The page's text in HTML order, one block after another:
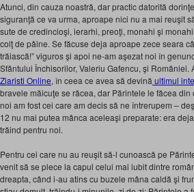
Atunci, din cauza noastră, dar practic datorită
siguranţă ce va urma, aproape nici nu a mai reuşit
sute de credincioşi, ierarhi, preoţi, monahi şi
colţ de pâine. Se făcuse deja aproape zece seara
trăiască!” viguros şi apoi ne-am aşezat noi în
Sfântului Închisorilor, Valeriu Gafencu, şi
Ziaristi Online, în ceea ce avea să devină ultimul
bravele măicuţe se răcea, dar Părintele le făcea
noi am fost cei care am decis să ne întrerupem –
12 nu mai putea mânca aceleaşi preparate: era
trăind pentru noi.
Pentru cei care nu au reuşit să-l cunoască pe
venit să se plece la capul celui mai iubit dintre
dreapta, când i-au atins cu buzele mâna caldă şi